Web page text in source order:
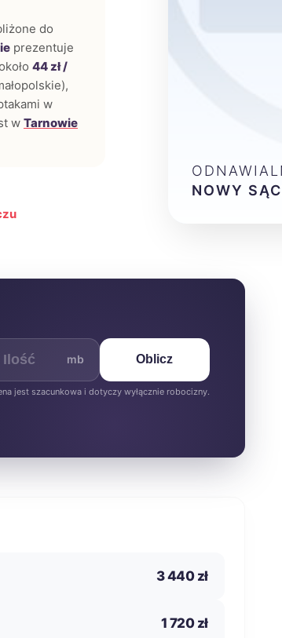
do
prezentuje
44 zł /
w
w Tarnowie
NOWY
mb Oblicz
jest szacunkowa i dotyczy wyłącznie robocizny.
3 440 zł
1 720 zł